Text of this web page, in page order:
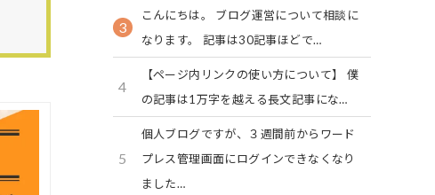
3
こんにちは。 ブログ運営について相談に
なります。 記事は30記事ほどで…
4
【ページ内リンクの使い方について】 僕
の記事は1万字を越える長文記事にな…
5
個人ブログですが、３週間前からワード
プレス管理画面にログインできなくなり
ました…